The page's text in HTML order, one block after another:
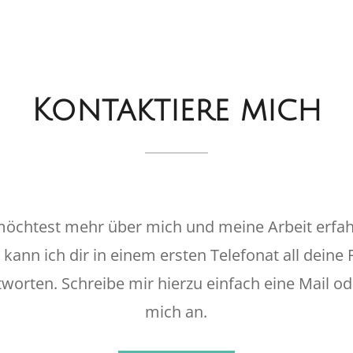
Kontaktiere mich
mehr über mich und meine Arbeit
kann ich dir in einem ersten Telefonat all deine
Schreibe mir hierzu einfach eine Mail
mich an.